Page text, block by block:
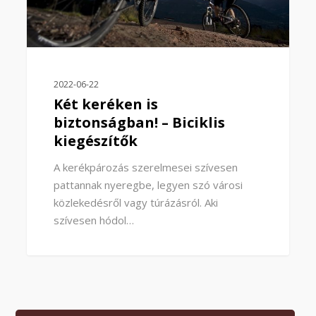
2022-06-22
Két keréken is
biztonságban! – Biciklis
kiegészítők
A kerékpározás szerelmesei szívesen
pattannak nyeregbe, legyen szó városi
közlekedésről vagy túrázásról. Aki
szívesen hódol…